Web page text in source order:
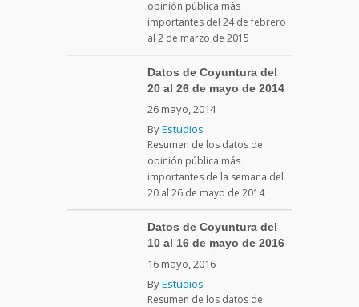
opinión pública más
importantes del 24 de febrero
al 2 de marzo de 2015
Datos de Coyuntura del
20 al 26 de mayo de 2014
26 mayo, 2014
ByEstudios
Resumen de los datos de
opinión pública más
importantes de la semana del
20 al 26 de mayo de 2014
Datos de Coyuntura del
10 al 16 de mayo de 2016
16 mayo, 2016
ByEstudios
Resumen de los datos de